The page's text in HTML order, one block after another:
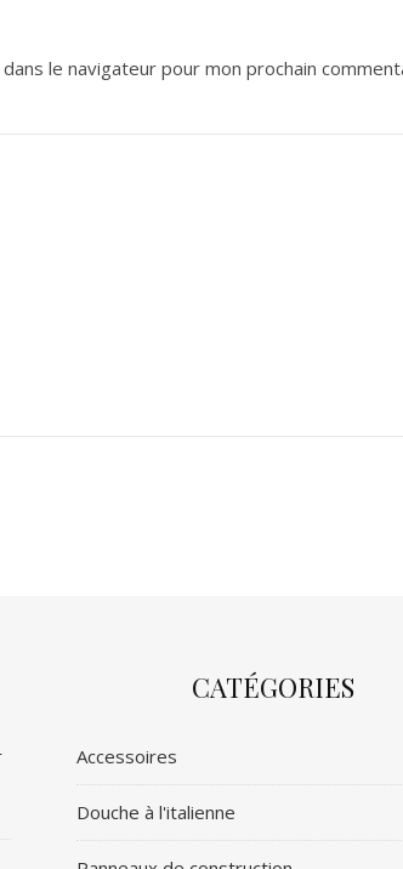
le navigateur pour mon prochain
CATÉGORIES
Accessoires
Douche à l'italienne